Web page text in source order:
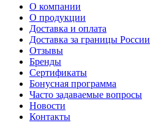
О компании
О продукции
Доставка и оплата
Доставка за границы России
Отзывы
Бренды
Сертификаты
Бонусная программа
Часто задаваемые вопросы
Новости
Контакты